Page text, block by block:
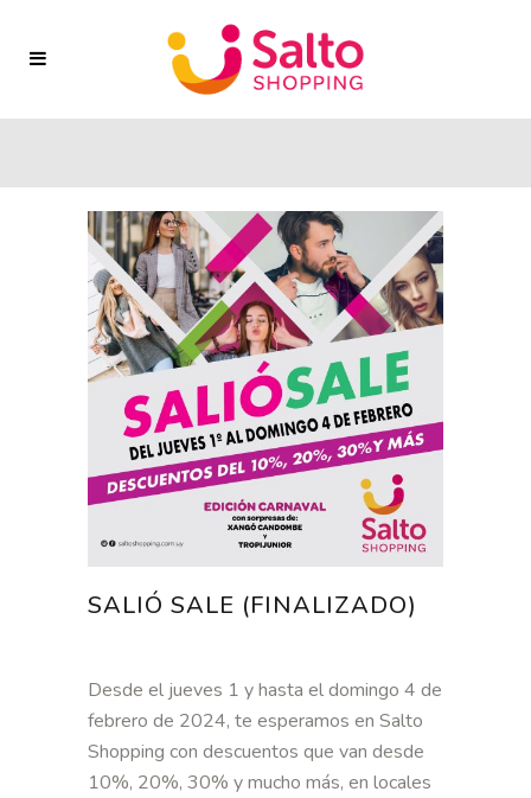
SALIÓ SALE (FINALIZADO)
Desde el jueves 1 y hasta el domingo 4 de
febrero de 2024, te esperamos en Salto
Shopping con descuentos que van desde
10%, 20%, 30% y mucho más, en locales